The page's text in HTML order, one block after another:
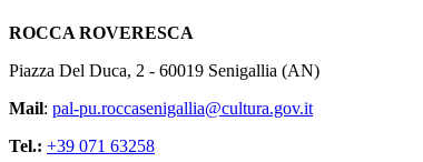
ROCCA ROVERESCA
Piazza Del Duca, 2 - 60019 Senigallia (AN)
Mail: pal-pu.roccasenigallia@cultura.gov.it
Tel.: +39 071 63258